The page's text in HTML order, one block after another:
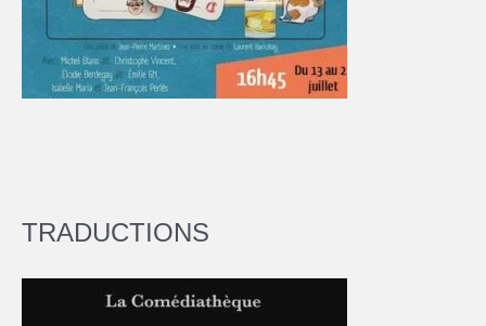
TRADUCTIONS